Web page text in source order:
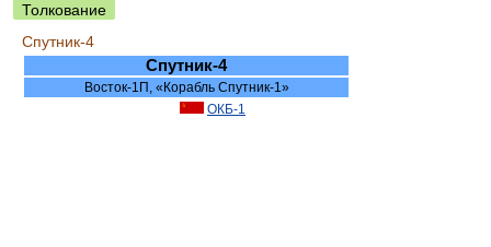
Толкование
Спутник-4
Спутник-4
Восток-1П, «Корабль Спутник-1»
ОКБ-1